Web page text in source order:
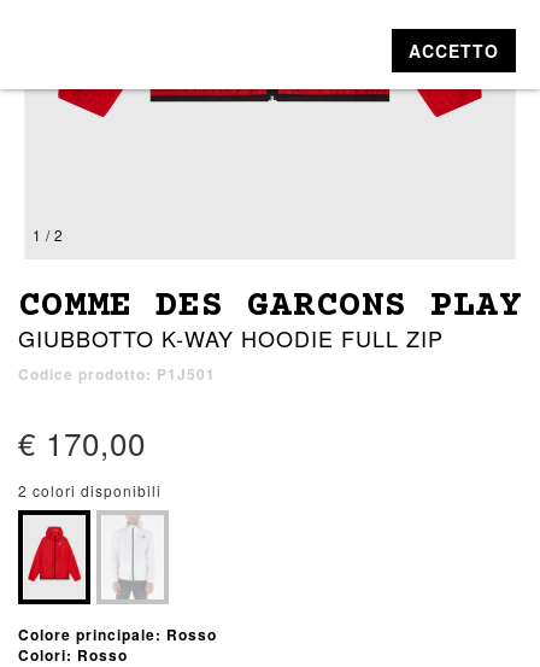
1 / 2
COMME DES GARCONS PLAY
GIUBBOTTO K-WAY HOODIE FULL ZIP
Codice prodotto: P1J501
€ 170,00
2 colori disponibili
Colore principale: Rosso
Colori: Rosso
ACCETTO